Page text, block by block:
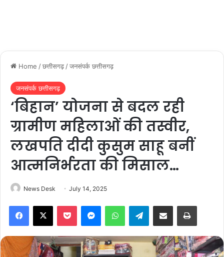
Home /छत्तीसगढ़ /जनसंपर्क छत्तीसगढ़
जनसंपर्क छत्तीसगढ़
‘बिहान’ योजना से बदल रही
ग्रामीण महिलाओं की तस्वीर,
लखपति दीदी कुसुम साहू बनीं
आत्मनिर्भरता की मिसाल…
News Desk July 14, 2025
Telegram